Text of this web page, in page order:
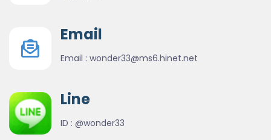
Email
Email : wonder33@ms6.hinet.net
Line
ID : @wonder33